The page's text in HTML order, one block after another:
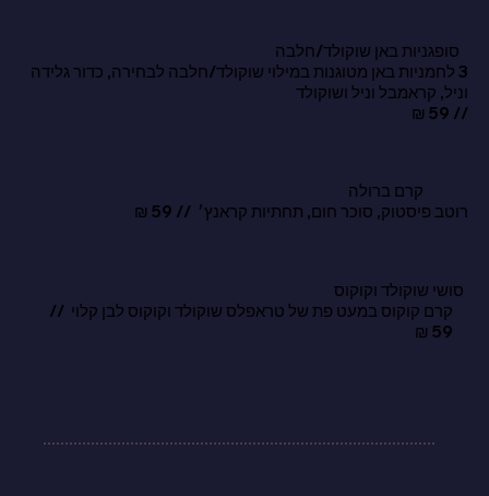
סופגניות באן שוקולד/חלבה
3 לחמניות באן מטוגנות במילוי שוקולד/חלבה לבחירה, כדור גלידה
וניל, קראמבל וניל ושוקולד
// 59 ₪
קרם ברולה
רוטב פיסטוק, סוכר חום, תחתיות קראנץ׳ // 59 ₪
סושי שוקולד וקוקוס
קרם קוקוס במעט פת של טראפלס שוקולד וקוקוס לבן קלוי //
59 ₪